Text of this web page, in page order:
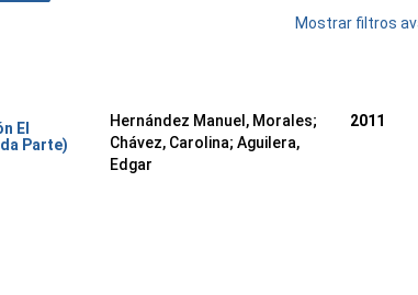
Mostrar filtros
El
Parte)
Hernández Manuel, Morales;
Chávez, Carolina; Aguilera,
Edgar
2011